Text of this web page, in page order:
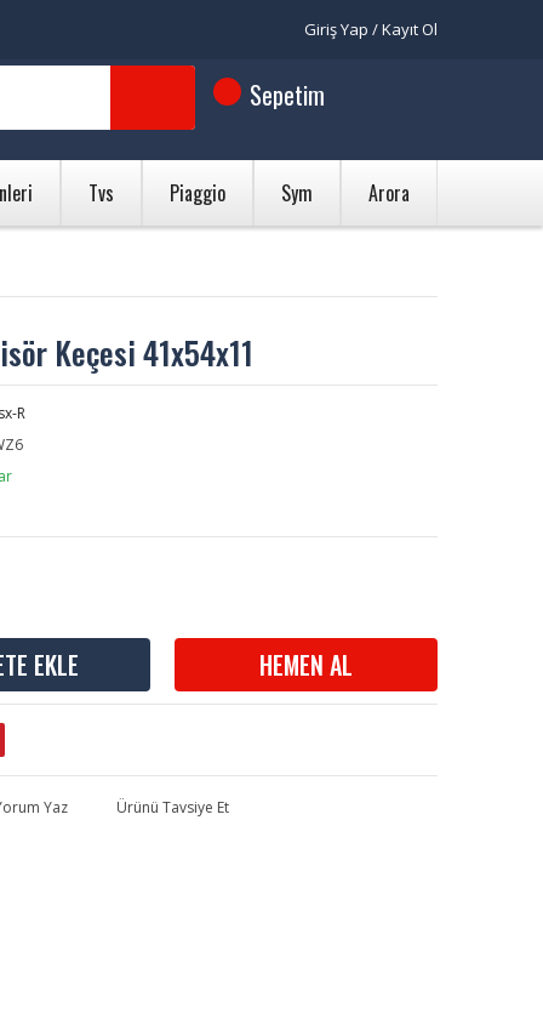
Giriş Yap / Kayıt Ol
Sepetim
Tvs Piaggio Sym Arora
Keçesi 41x54x11
R
EKLE HEMEN AL
Yaz Ürünü Tavsiye Et